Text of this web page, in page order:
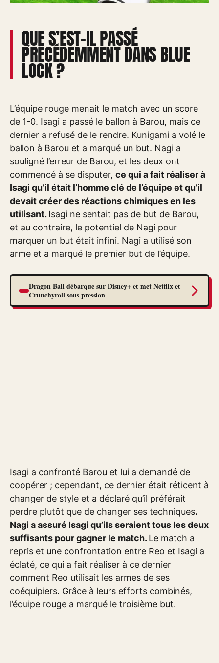
QUE S’EST-IL PASSÉ
PRÉCÉDEMMENT DANS BLUE
LOCK ?
L’équipe rouge menait le match avec un score
de 1-0. Isagi a passé le ballon à Barou, mais ce
dernier a refusé de le rendre. Kunigami a volé le
ballon à Barou et a marqué un but. Nagi a
souligné l’erreur de Barou, et les deux ont
commencé à se disputer, ce qui a fait réaliser à
Isagi qu’il était l’homme clé de l’équipe et qu’il
devait créer des réactions chimiques en les
utilisant. Isagi ne sentait pas de but de Barou,
et au contraire, le potentiel de Nagi pour
marquer un but était infini. Nagi a utilisé son
arme et a marqué le premier but de l’équipe.
Dragon Ball débarque sur Disney+ et met Netflix et
Crunchyroll sous pression
Isagi a confronté Barou et lui a demandé de
coopérer ; cependant, ce dernier était réticent à
changer de style et a déclaré qu’il préférait
perdre plutôt que de changer ses techniques.
Nagi a assuré Isagi qu’ils seraient tous les deux
suffisants pour gagner le match. Le match a
repris et une confrontation entre Reo et Isagi a
éclaté, ce qui a fait réaliser à ce dernier
comment Reo utilisait les armes de ses
coéquipiers. Grâce à leurs efforts combinés,
l’équipe rouge a marqué le troisième but.